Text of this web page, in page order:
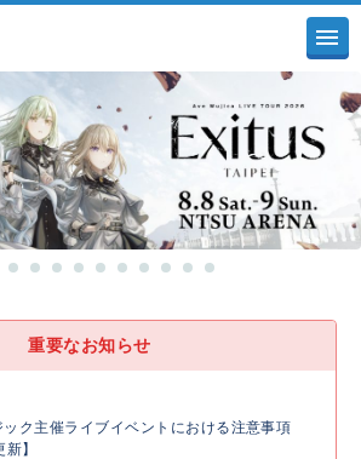
重要なお知らせ
ク主催ライブイベントにおける注意事項
】